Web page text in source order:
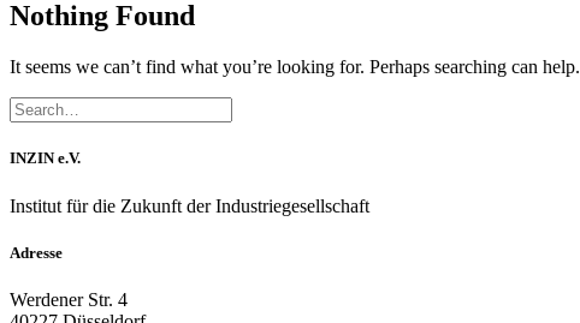
Nothing Found
It seems we can’t find what you’re looking for. Perhaps searching can help.
INZIN e.V.
Institut für die Zukunft der Industriegesellschaft
Adresse
Werdener Str. 4